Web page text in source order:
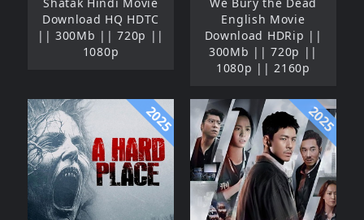
Download HQ HDTC
|| 300Mb || 720p ||
1080p
English Movie
Download HDRip ||
300Mb || 720p ||
1080p || 2160p
2025 2025